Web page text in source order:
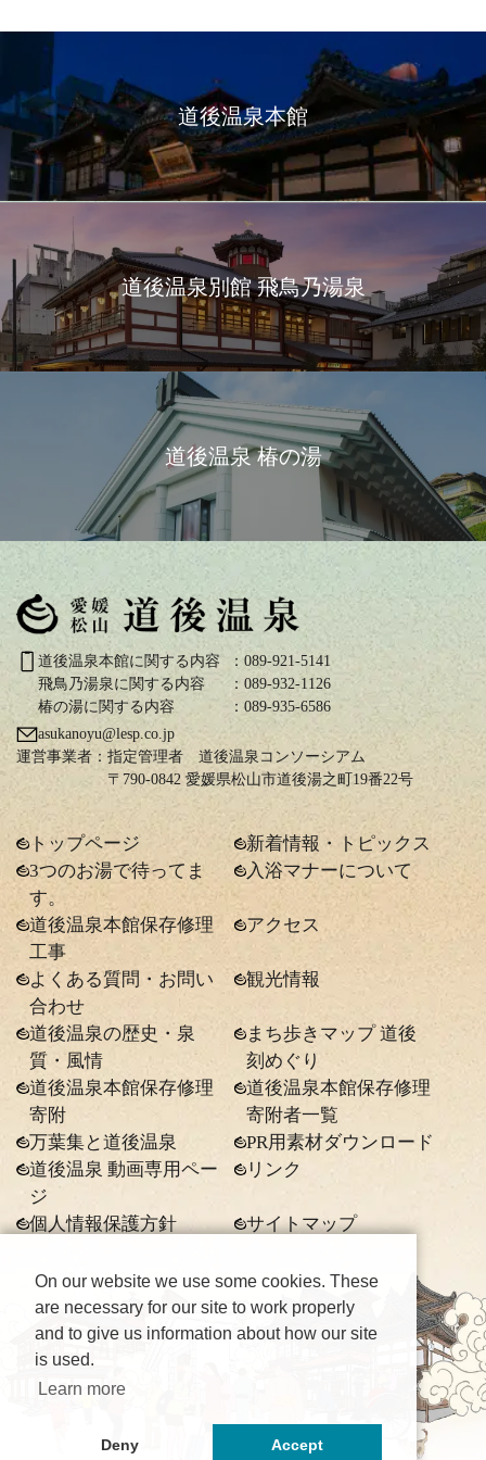
道後温泉本館
道後温泉別館 飛鳥乃湯泉
道後温泉 椿の湯
道後温泉本館に関する内容
：089-921-5141
飛鳥乃湯泉に関する内容
：089-932-1126
椿の湯に関する内容
：089-935-6586
asukanoyu@lesp.co.jp
運営事業者：指定管理者 道後温泉コンソーシアム
〒790-0842 愛媛県松山市道後湯之町19番22号
トップページ
新着情報・トピックス
3つのお湯で待ってま
す。
入浴マナーについて
道後温泉本館保存修理
工事
アクセス
よくある質問・お問い
合わせ
観光情報
道後温泉の歴史・泉
質・風情
まち歩きマップ 道後
刻めぐり
道後温泉本館保存修理
寄附
道後温泉本館保存修理
寄附者一覧
万葉集と道後温泉
PR用素材ダウンロード
道後温泉 動画専用ペー
ジ
リンク
個人情報保護方針 サイトマップ
On our website we use some cookies. These
are necessary for our site to work properly
and to give us information about how our site
is used.
Learn more
Deny Accept